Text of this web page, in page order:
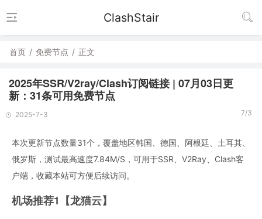
ClashStair
首页 / 免费节点 / 正文
2025年SSR/V2ray/Clash订阅链接 | 07月03日更
新：31条可用免费节点
2025-7-3 7/3
本次更新节点数量31个，覆盖地区韩国、德国、阿根廷、土耳其、
俄罗斯，测试最高速度7.84M/S，可用于SSR、V2Ray、Clash客
户端，收藏本站可方便后续访问。
机场推荐1【龙猫云】